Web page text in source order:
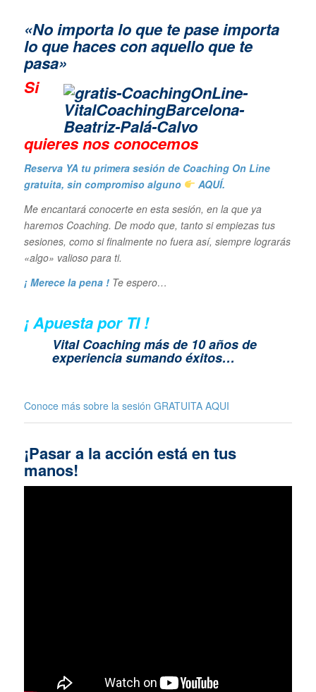
«No importa lo que te pase importa
lo que haces con aquello que te
pasa»
Si
quieres nos conocemos
Reserva YA tu primera sesión de Coaching On Line
gratuita, sin compromiso alguno
AQUÍ.
Me encantará conocerte en esta sesión, en la que ya
haremos Coaching. De modo que, tanto si empiezas tus
sesiones, como si finalmente no fuera así, siempre lograrás
«algo» valioso para ti.
¡ Merece la pena ! Te espero…
¡ Apuesta por TI !
Vital Coaching más de 10 años de
experiencia sumando éxitos…
Conoce más sobre la sesión GRATUITA AQUI
¡Pasar a la acción está en tus
manos!